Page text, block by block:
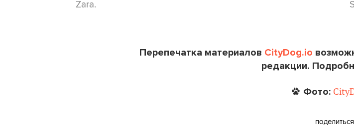
Zara.
Перепечатка материалов CityDog.io
редакции.
Фото:
поделиться